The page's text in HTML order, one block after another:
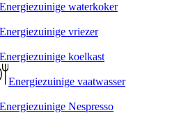
Energiezuinige waterkoker
Energiezuinige vriezer
Energiezuinige koelkast
Energiezuinige vaatwasser
Energiezuinige Nespresso